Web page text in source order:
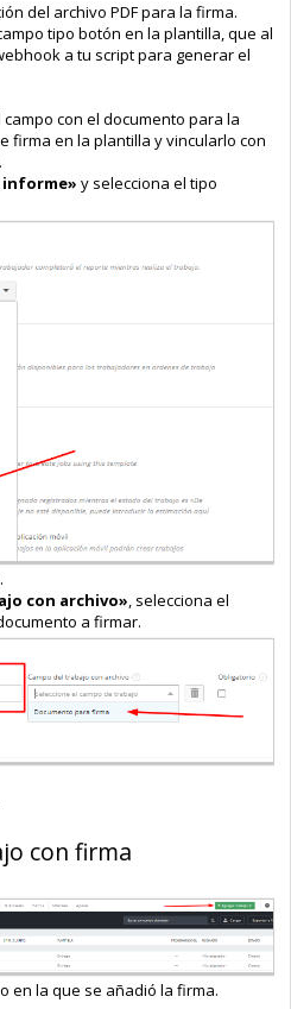
del archivo PDF para la firma.
tipo botón en la plantilla, que al
a tu script para generar el
con el documento para la
firma en la plantilla y vincularlo con
informe» y selecciona el tipo
con archivo», selecciona el
a firmar.
con firma
en la que se añadió la firma.